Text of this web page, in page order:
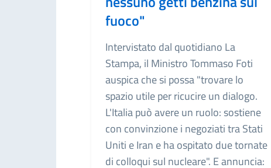
fuoco"
Intervistato dal quotidiano La
Stampa, il Ministro Tommaso Foti
auspica che si possa "trovare lo
spazio utile per ricucire un dialogo.
L'Italia può avere un ruolo: sostiene
con convinzione i negoziati tra Stati
Uniti e Iran e ha ospitato due tornate
di colloqui sul nucleare". E annuncia: